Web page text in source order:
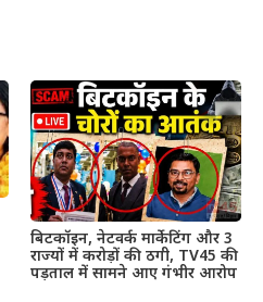
बिटकॉइन, नेटवर्क मार्केटिंग और 3
राज्यों में करोड़ों की ठगी, TV45 की
पड़ताल में सामने आए गंभीर आरोप